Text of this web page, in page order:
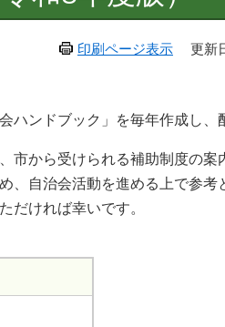
印刷ページ表示 更新
ンドブック」を毎年作成し、
市から受けられる補助制度の案
、自治会活動を進める上で参
だければ幸いです。